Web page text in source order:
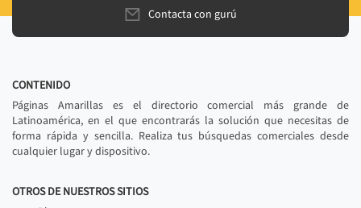
Contacta con gurú
CONTENIDO
Páginas Amarillas es el directorio comercial más grande de
Latinoamérica, en el que encontrarás la solución que necesitas de
forma rápida y sencilla. Realiza tus búsquedas comerciales desde
cualquier lugar y dispositivo.
OTROS DE NUESTROS SITIOS